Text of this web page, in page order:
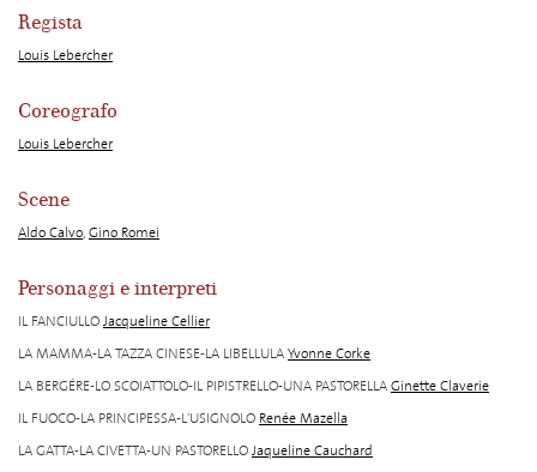
Regista
Louis Lebercher
Coreografo
Louis Lebercher
Scene
Aldo Calvo,Gino Romei
Personaggi e interpreti
IL FANCIULLOJacqueline Cellier
LA MAMMA-LA TAZZA CINESE-LA LIBELLULAYvonne Corke
LA BERGÉRE-LO SCOIATTOLO-IL PIPISTRELLO-UNA PASTORELLAGinette Claverie
IL FUOCO-LA PRINCIPESSA-L'USIGNOLO Renée Mazella
LA GATTA-LA CIVETTA-UN PASTORELLOJaqueline Cauchard